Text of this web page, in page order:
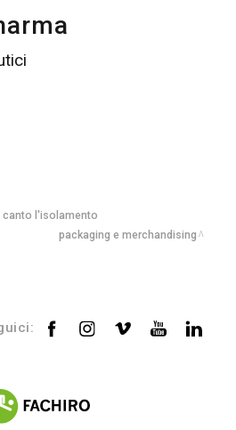
canto l'isolamento
packaging e merchandising